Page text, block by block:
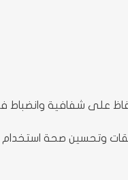
على شفافية وانضباط في
وتحسين صحة استخدام